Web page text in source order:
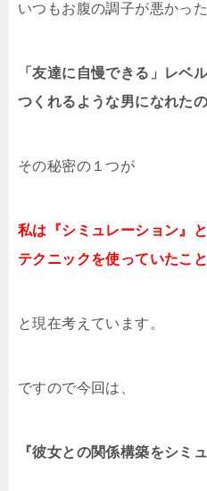
いつもお腹の調子が悪かっ
「友達に自慢できる」レベ
つくれるような男になれた
その秘密の１つが
私は『シミュレーション』
テクニックを使っていたこ
と現在考えています。
ですので今回は、
『彼女との関係構築をシミ